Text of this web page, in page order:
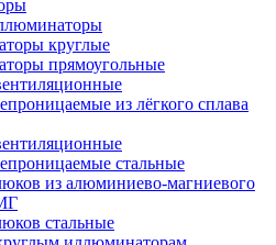
круглые
прямоугольные
из лёгкого сплава
стальные
из алюминиево-магниевого
стальные